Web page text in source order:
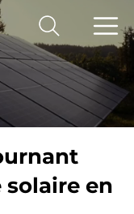
solaire en